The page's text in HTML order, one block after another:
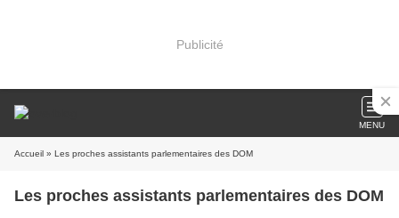
Publicité
MENU
Accueil » Les proches assistants parlementaires des DOM
Les proches assistants parlementaires des DOM